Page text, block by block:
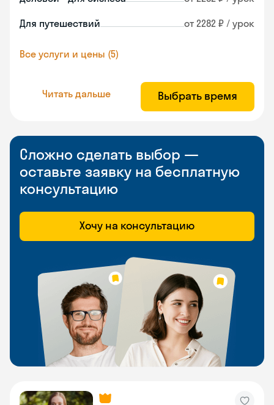
Для путешествий от 2282 ₽ / урок
Все услуги и цены (5)
Читать дальше Выбрать время
Сложно сделать выбор —
оставьте заявку на бесплатную
консультацию
Хочу на консультацию